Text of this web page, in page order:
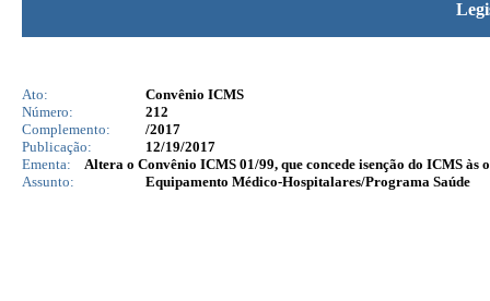
Ato:
Convênio ICMS
Número:
212
Complemento:
/2017
Publicação:
12/19/2017
Ementa:
Altera o Convênio ICMS 01/99, que concede isenção do ICMS às
Assunto:
Equipamento Médico-Hospitalares/Programa Saúde